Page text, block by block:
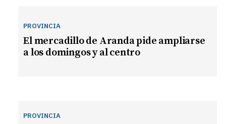
PROVINCIA
El mercadillo de Aranda pide ampliarse
a los domingos y al centro
PROVINCIA